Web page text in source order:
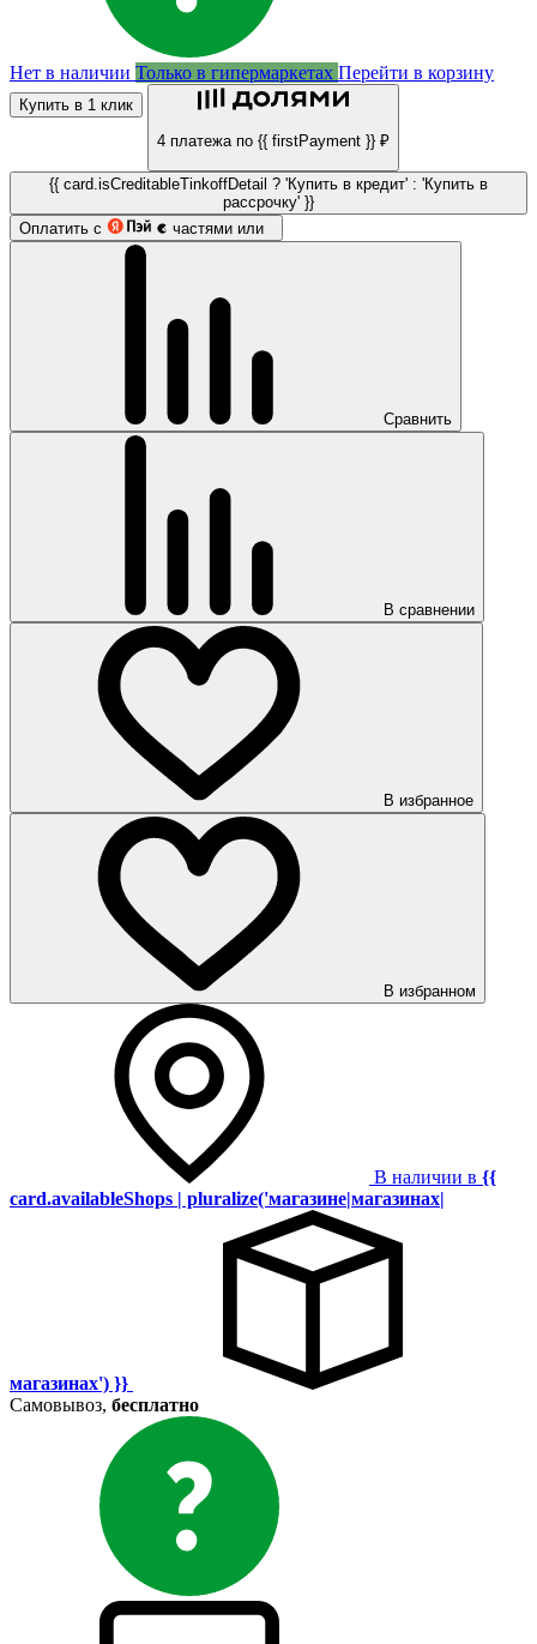
Нет в наличии Только в гипермаркетах Перейти в корзину
Купить в 1 клик
4 платежа по {{ firstPayment }} ₽
{{ card.isCreditableTinkoffDetail ? 'Купить в кредит' : 'Купить в
рассрочку' }}
Оплатить с
частями или
Сравнить
В сравнении
В избранное
В избранном
В наличии в {{
card.availableShops | pluralize('магазине|магазинах|
магазинах') }}
Самовывоз, бесплатно